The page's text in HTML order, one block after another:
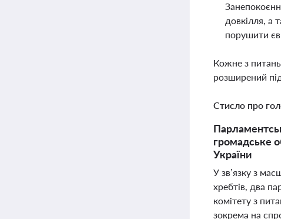
довкілля, а
порушити
Кожне з
розширений
Стисло про
громадське
України
У зв’язку з
хребтів, два
комітету з
зокрема на